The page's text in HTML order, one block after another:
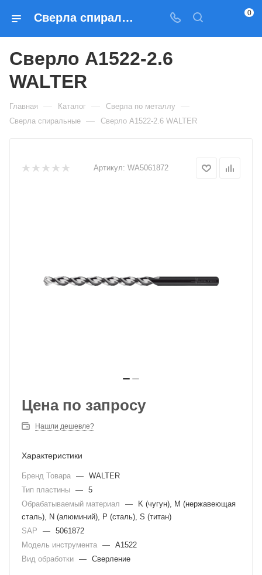
Сверла спиральные Сверло A1522-2.6 WALTER — купить по выгодным ценам в Москве 0
Сверло A1522-2.6
WALTER
Главная — Каталог — Сверла по металлу —
Сверла спиральные — Сверло A1522-2.6 WALTER
Артикул: WA5061872
Цена по запросу
Нашли дешевле?
Характеристики
Бренд Товара — WALTER
Тип пластины — 5
Обрабатываемый материал
—
K (чугун), M (нержавеющая
сталь), N (алюминий), P (сталь), S (титан)
SAP
— 5061872
Модель инструмента — A1522
Вид обработки — Сверление